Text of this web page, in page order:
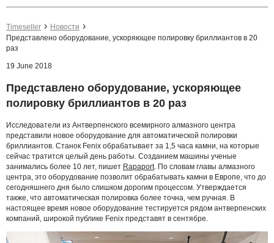
Timeseller
Новости
Представлено оборудование, ускоряющее полировку бриллиантов в 20
раз
19 June 2018
Представлено оборудование, ускоряющее
полировку бриллиантов в 20 раз
Исследователи из Антверпенского всемирного алмазного центра
представили новое оборудование для автоматической полировки
бриллиантов. Станок Fenix обрабатывает за 1,5 часа камни, на которые
сейчас тратится целый день работы. Созданием машины ученые
занимались более 10 лет, пишет Rapaport. По словам главы алмазного
центра, это оборудование позволит обрабатывать камни в Европе, что до
сегодняшнего дня было слишком дорогим процессом. Утверждается
также, что автоматическая полировка более точна, чем ручная. В
настоящее время новое оборудование тестируется рядом антверпенских
компаний, широкой публике Fenix представят в сентябре.